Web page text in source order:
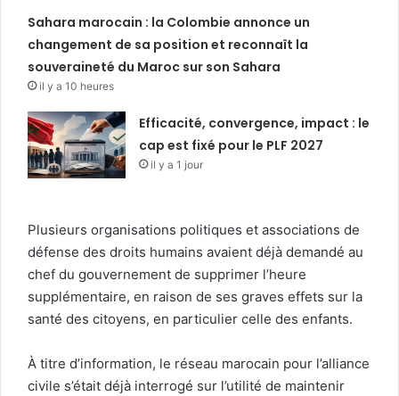
Sahara marocain : la Colombie annonce un
changement de sa position et reconnaît la
souveraineté du Maroc sur son Sahara
il y a 10 heures
Efficacité, convergence, impact : le
cap est fixé pour le PLF 2027
il y a 1 jour
Plusieurs organisations politiques et associations de
défense des droits humains avaient déjà demandé au
chef du gouvernement de supprimer l’heure
supplémentaire, en raison de ses graves effets sur la
santé des citoyens, en particulier celle des enfants.
À titre d’information, le réseau marocain pour l’alliance
civile s’était déjà interrogé sur l’utilité de maintenir